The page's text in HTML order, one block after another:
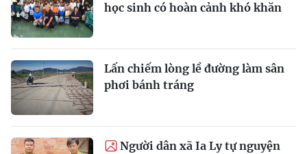
học sinh có hoàn cảnh khó khăn
Lấn chiếm lòng lề đường làm sân
phơi bánh tráng
Người dân xã Ia Ly tự nguyện